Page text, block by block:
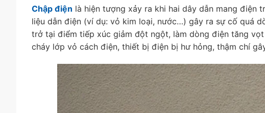
Chập điện là hiện tượng xảy ra khi hai dây dẫn mang
liệu dẫn điện (ví dụ: vỏ kim loại, nước…) gây ra sự cố quá
trở tại điểm tiếp xúc giảm đột ngột, làm dòng điện tăng
cháy lớp vỏ cách điện, thiết bị điện bị hư hỏng, thậm chí